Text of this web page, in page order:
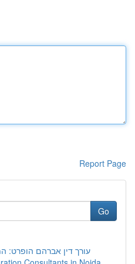
Report Page
Go
עורך דין אברהם הופרט: